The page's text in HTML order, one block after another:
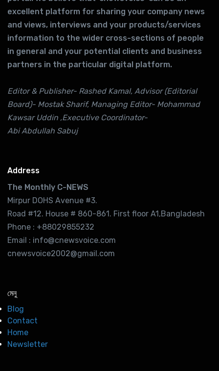
excellent platform for sharing your company news
and views, interviews and your products/services
information to the wider cross-sections of people
in general and your potential clients and business
partners in the particular digital platform.
Editor & Publisher- Rashed Kamal, Advisor (Editorial
Board)- Mostak Sharif, Managing Editor- Mohammad
Kawsar Uddin ,Executive Coordinator-
Abi Abdullah Sabuj
Address
The Monthly C-NEWS
Mirpur DOHS Avenue #3.
Road #12. House # 860-861. First floor A1,Bangladesh
Phone : +88029855232
Email : info@cnewsvoice.com
cnewsvoice2002@gmail.com
মেনু
Blog
Contact
Home
Newsletter